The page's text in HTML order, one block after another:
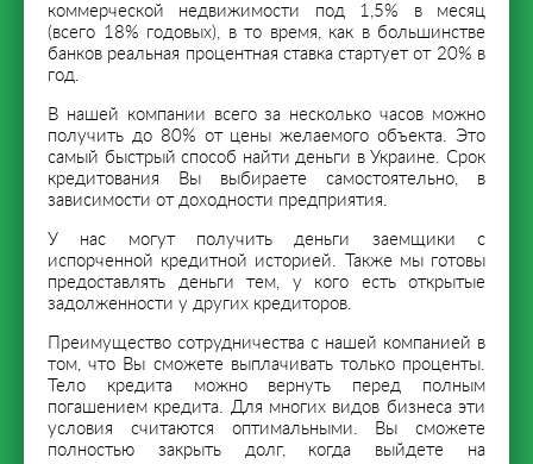
коммерческой недвижимости под 1,5% в месяц
(всего 18% годовых), в то время, как в большинстве
банков реальная процентная ставка стартует от 20% в
год.
В нашей компании всего за несколько часов можно
получить до 80% от цены желаемого объекта. Это
самый быстрый способ найти деньги в Украине. Срок
кредитования Вы выбираете самостоятельно, в
зависимости от доходности предприятия.
У нас могут получить деньги заемщики с
испорченной кредитной историей. Также мы готовы
предоставлять деньги тем, у кого есть открытые
задолженности у других кредиторов.
Преимущество сотрудничества с нашей компанией в
том, что Вы сможете выплачивать только проценты.
Тело кредита можно вернуть перед полным
погашением кредита. Для многих видов бизнеса эти
условия считаются оптимальными. Вы сможете
полностью закрыть долг, когда выйдете на